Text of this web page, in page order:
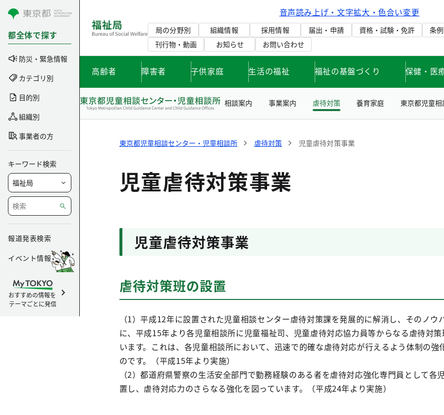
コンテンツにスキップ
都全体で探す
防災・緊急情報
カテゴリ別
目的別
組織別
事業者の方
キーワード検索
報道発表検索
イベント情報
おすすめの情報を
テーマごとに発信
音声読み上げ・文字拡大・色合い変更
局の分野別 組織情報 採用情報 届出・申請 資格・試験・免許
条
刊行物・動画
お知らせ お問い合わせ
高齢者 障害者 子供家庭 生活の福祉 福祉の基盤づくり 保健・医
相談案内 事業案内 虐待対策 養育家庭 東京都児童
東京都児童相談センター・児童相談所 虐待対策 児童虐待対策事業
児童虐待対策事業
児童虐待対策事業
虐待対策班の設置
（1）平成12年に設置された児童相談センター虐待対策課を発展的に解消し、そのノウ
に、平成15年より各児童相談所に児童福祉司、児童虐待対応協力員等からなる虐待対
います。これは、各児童相談所において、迅速で的確な虐待対応が行えるよう体制の強
のです。（平成15年より実施）
（2）都道府県警察の生活安全部門で勤務経験のある者を虐待対応強化専門員として各
置し、虐待対応力のさらなる強化を図っています。（平成24年より実施）